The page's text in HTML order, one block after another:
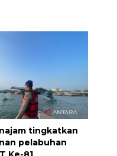
tingkatkan
pelabuhan
Berdaulat
Papua